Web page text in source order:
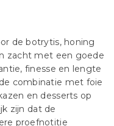
de botrytis, honing
zacht met een goede
finesse en lengte
combinatie met foie
en desserts op
zijn dat de
proefnotitie